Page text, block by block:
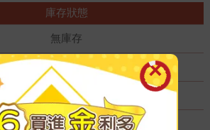
庫存狀態
無庫存
無庫存
無庫存
無庫存